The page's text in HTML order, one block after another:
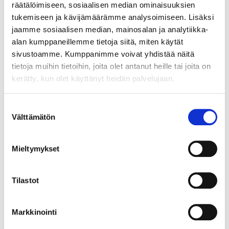
räätälöimiseen, sosiaalisen median ominaisuuksien
tukemiseen ja kävijämäärämme analysoimiseen. Lisäksi
jaamme sosiaalisen median, mainosalan ja analytiikka-
alan kumppaneillemme tietoja siitä, miten käytät
sivustoamme. Kumppanimme voivat yhdistää näitä
tietoja muihin tietoihin, joita olet antanut heille tai joita on
kerätty, kun olet käyttänyt heidän palvelujaan.
valinta
Välttämätön
Mieltymykset
Tilastot
Markkinointi
AJANKOHTAISTA
Blogi